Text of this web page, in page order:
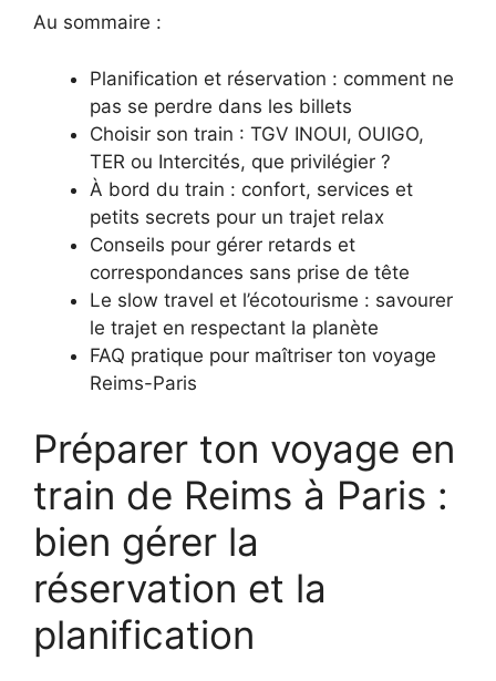
Au sommaire :
Planification et réservation : comment ne
pas se perdre dans les billets
Choisir son train : TGV INOUI, OUIGO,
TER ou Intercités, que privilégier ?
À bord du train : confort, services et
petits secrets pour un trajet relax
Conseils pour gérer retards et
correspondances sans prise de tête
Le slow travel et l’écotourisme : savourer
le trajet en respectant la planète
FAQ pratique pour maîtriser ton voyage
Reims-Paris
Préparer ton voyage en
train de Reims à Paris :
bien gérer la
réservation et la
planification